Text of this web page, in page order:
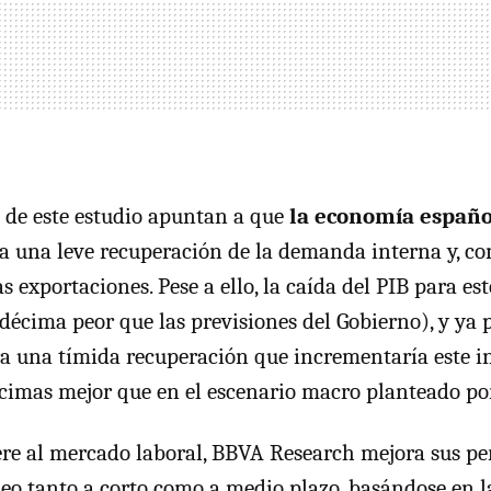
este estudio apuntan a que la economía
una leve recuperación de la demanda interna y,
exportaciones. Pese a ello, la caída del PIB para
peor que las previsiones del Gobierno), y ya
una tímida recuperación que incrementaría este
mejor que en el escenario macro planteado
al mercado laboral, BBVA Research mejora sus